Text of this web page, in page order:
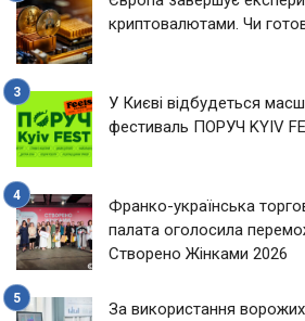
криптовалютами. Чи
У Києві відбудеться
фестиваль ПОРУЧ KYIV
Франко-українська
палата оголосила
Створено Жінками 2026
За використання